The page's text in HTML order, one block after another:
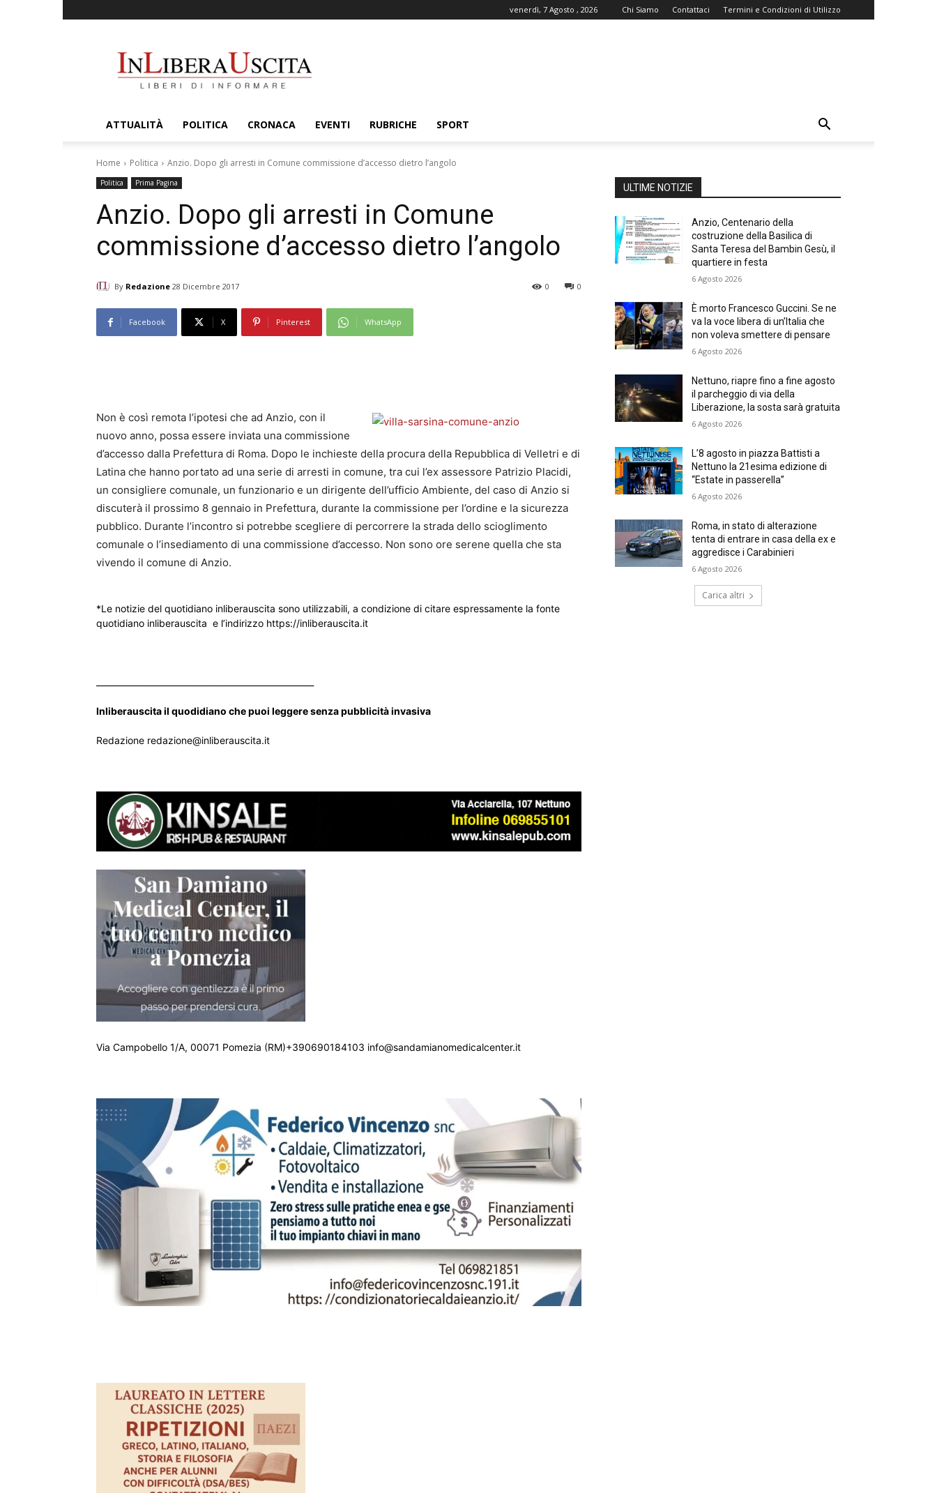
venerdì, 7 Agosto , 2026 Chi Siamo Contattaci Termini e Condizioni di Utilizzo
ATTUALITÀ POLITICA CRONACA EVENTI RUBRICHE SPORT
Home Politica Anzio. Dopo gli arresti in Comune commissione d’accesso dietro l’angolo
Politica Prima Pagina
Anzio. Dopo gli arresti in Comune
commissione d’accesso dietro l’angolo
By Redazione 28 Dicembre 2017 0
0
Facebook X Pinterest WhatsApp
Non è così remota l’ipotesi che ad Anzio, con il
nuovo anno, possa essere inviata una commissione
d’accesso dalla Prefettura di Roma. Dopo le inchieste della procura della Repubblica di Velletri e di
Latina che hanno portato ad una serie di arresti in comune, tra cui l’ex assessore Patrizio Placidi,
un consigliere comunale, un funzionario e un dirigente dell’ufficio Ambiente, del caso di Anzio si
discuterà il prossimo 8 gennaio in Prefettura, durante la commissione per l’ordine e la sicurezza
pubblico. Durante l’incontro si potrebbe scegliere di percorrere la strada dello scioglimento
comunale o l’insediamento di una commissione d’accesso. Non sono ore serene quella che sta
vivendo il comune di Anzio.
*Le notizie del quotidiano inliberauscita sono utilizzabili, a condizione di citare espressamente la fonte
quotidiano inliberauscita e l’indirizzo https://inliberauscita.it
Inliberauscita il quodidiano che puoi leggere senza pubblicità invasiva
Redazione redazione@inliberauscita.it
Via Campobello 1/A, 00071 Pomezia (RM)+390690184103 info@sandamianomedicalcenter.it
ULTIME NOTIZIE
Anzio, Centenario della
costruzione della Basilica di
Santa Teresa del Bambin Gesù, il
quartiere in festa
6 Agosto 2026
È morto Francesco Guccini. Se ne
va la voce libera di un’Italia che
non voleva smettere di pensare
6 Agosto 2026
Nettuno, riapre fino a fine agosto
il parcheggio di via della
Liberazione, la sosta sarà gratuita
6 Agosto 2026
L’8 agosto in piazza Battisti a
Nettuno la 21esima edizione di
“Estate in passerella”
6 Agosto 2026
Roma, in stato di alterazione
tenta di entrare in casa della ex e
aggredisce i Carabinieri
6 Agosto 2026
Carica altri